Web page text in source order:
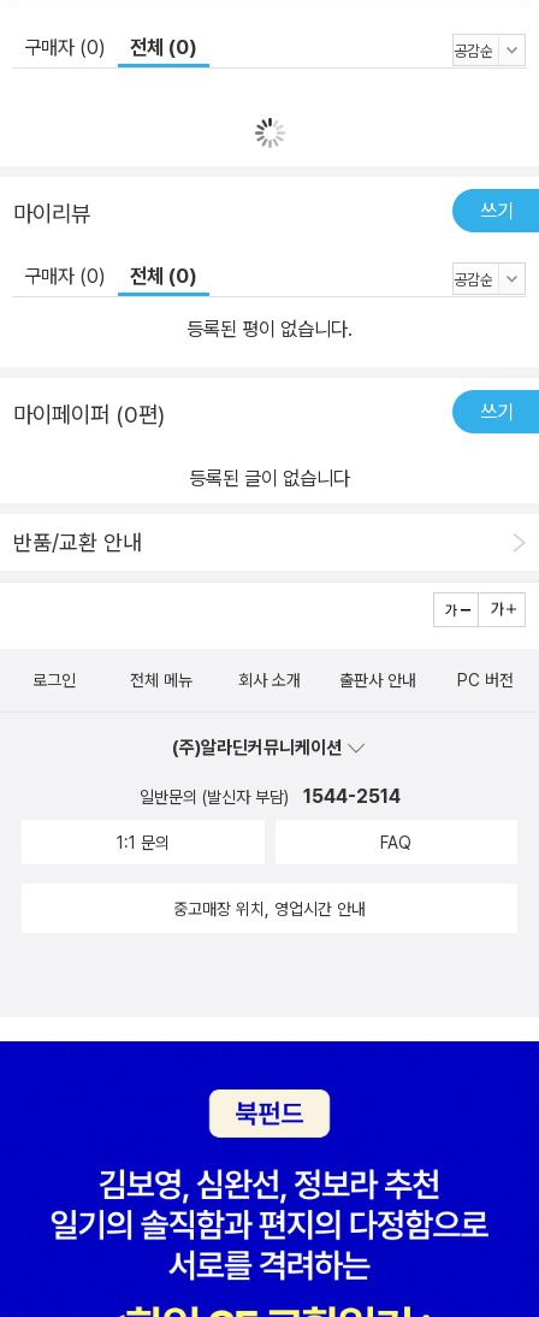
구매자 (0) 전체 (0)
마이리뷰 쓰기
구매자 (0) 전체 (0)
등록된 평이 없습니다.
마이페이퍼 (0편) 쓰기
등록된 글이 없습니다
반품/교환 안내
로그인 전체 메뉴 회사 소개 출판사 안내 PC 버전
(주)알라딘커뮤니케이션
일반문의 (발신자 부담) 1544-2514
1:1 문의 FAQ
중고매장 위치, 영업시간 안내